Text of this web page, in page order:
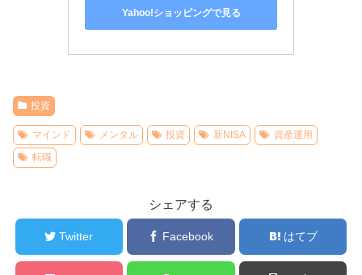
Yahoo!ショッピングで見る
投資
マインド メンタル 投資 新NISA
資産運用
転職
シェアする
Twitter Facebook はてブ